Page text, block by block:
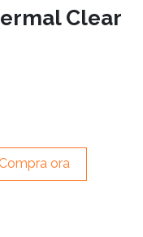
Clear
Compra ora